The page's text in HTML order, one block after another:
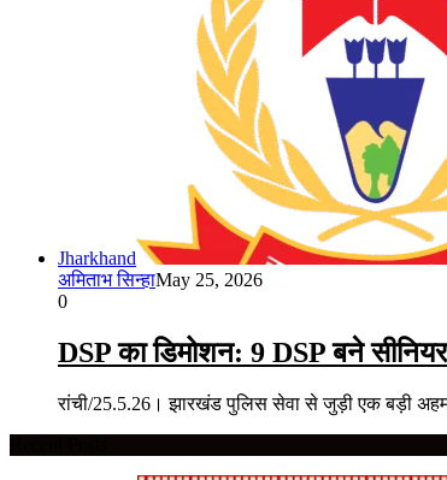
Jharkhand
अमिताभ सिन्हाMay 25, 2026
0
DSP का डिमोशन: 9 DSP बने सीनियर
रांची/25.5.26। झारखंड पुलिस सेवा से जुड़ी एक बड़ी